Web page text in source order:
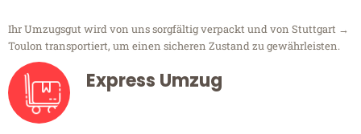
Ihr Umzugsgut wird von uns sorgfältig verpackt und von Stuttgart →
Toulon transportiert, um einen sicheren Zustand zu gewährleisten.
Express Umzug